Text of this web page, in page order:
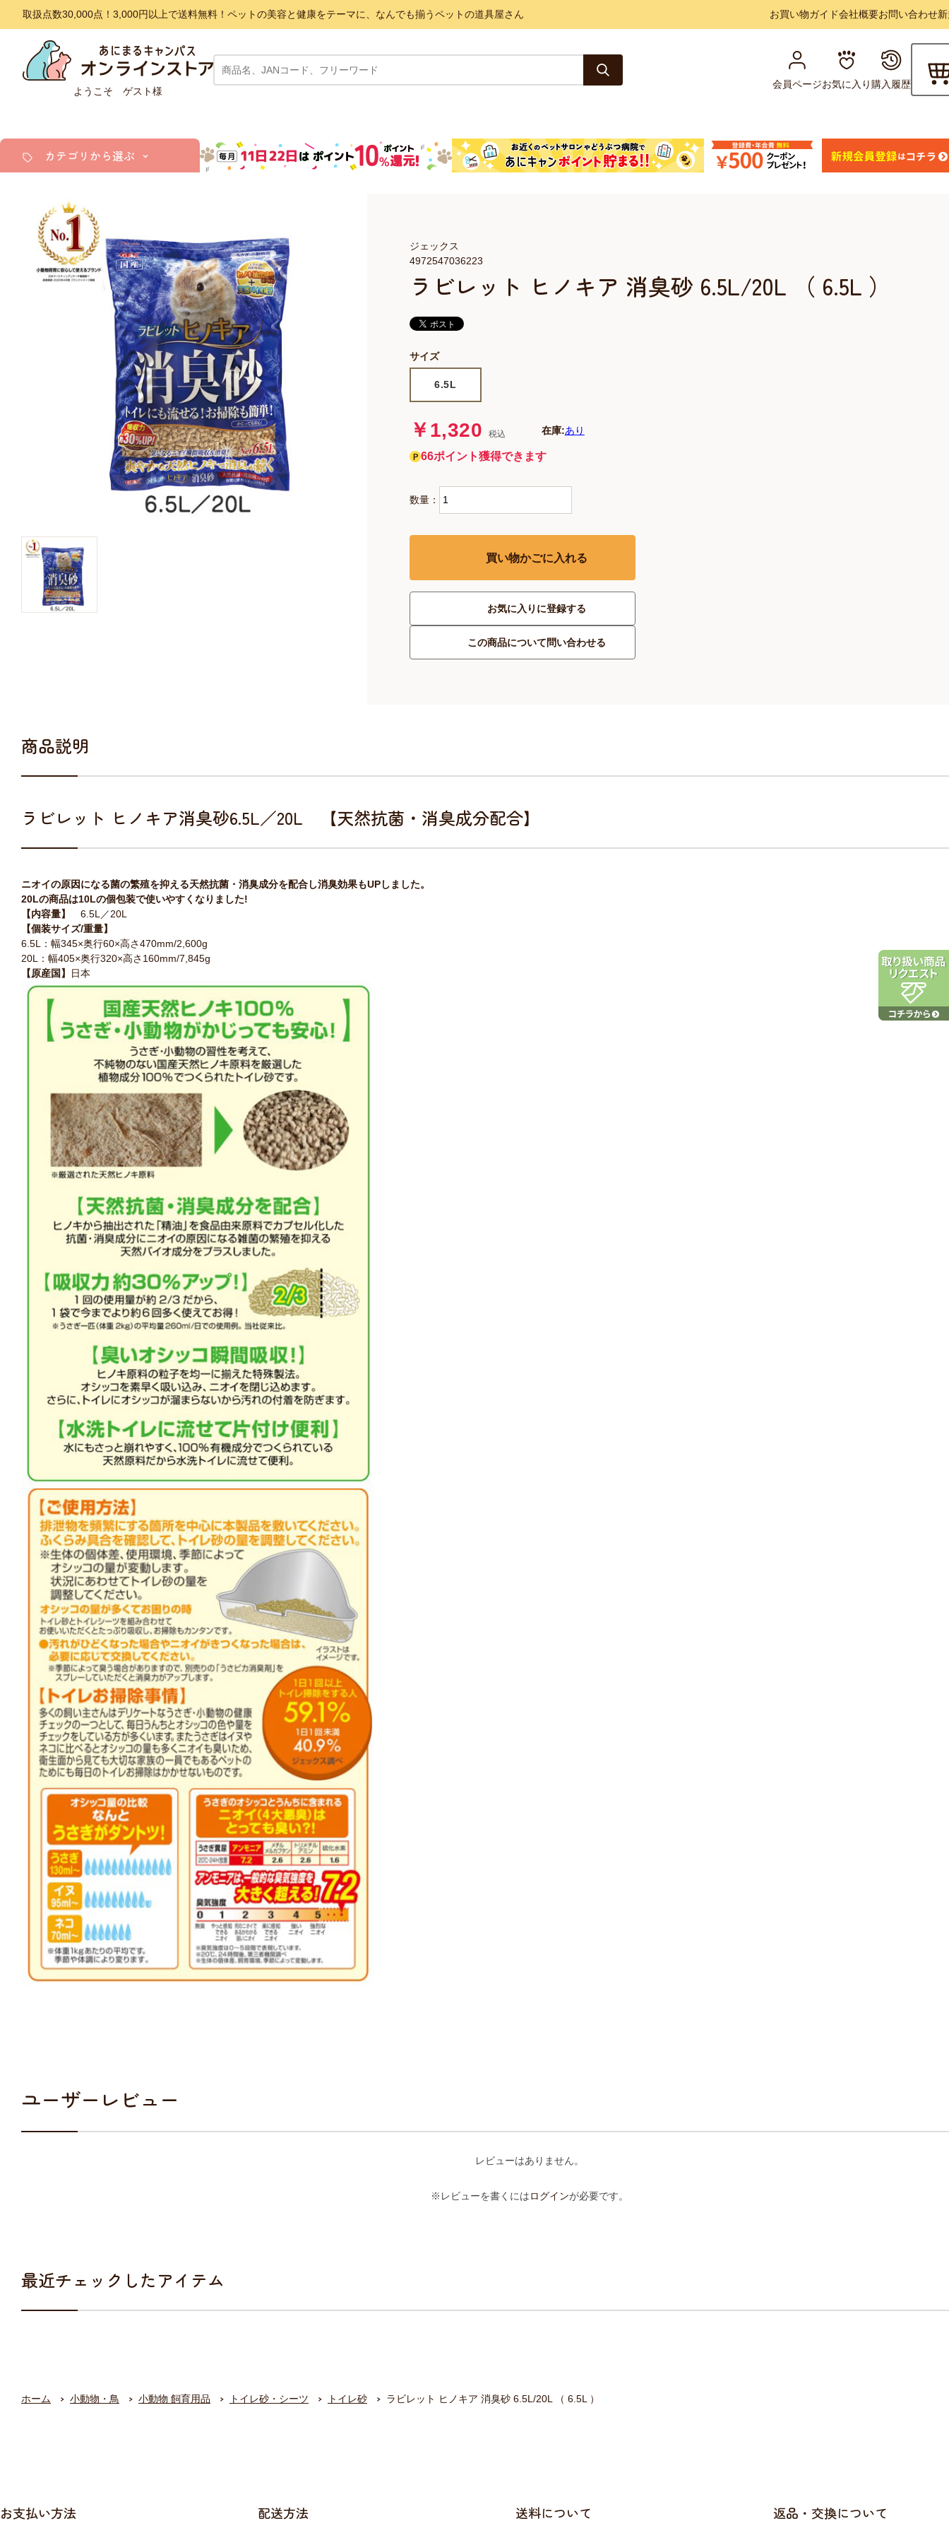
取扱点数30,000点！3,000円以上で送料無料！ペットの美容と健康をテーマに、なんでも揃うペットの道具屋さん お買い物ガイド会社概要お問い合わせ
ようこそ ゲスト様
会員ページお気に入り購入履歴
カテゴリから選ぶ
猫
小動物・鳥
アクア・爬虫類・昆虫
服・おさんぽ用品
日用品（デイリー）
ラビレット ヒノキア 消臭砂 6.5L/20L （ 6.5L ）
4972547036223
ジェックス
サイズ
6.5L
￥1,320 税込 在庫:あり
66ポイント獲得できます
数量：
買い物かごに入れる
お気に入りに登録する
この商品について問い合わせる
商品説明
ラビレット ヒノキア消臭砂6.5L／20L 【天然抗菌・消臭成分配合】
ニオイの原因になる菌の繁殖を抑える天然抗菌・消臭成分を配合し消臭効果もUPしました。
20Lの商品は10Lの個包装で使いやすくなりました!
【内容量】
6.5L／20L
【個装サイズ/重量】
6.5L：幅345×奥行60×高さ470mm/2,600g
20L：幅405×奥行320×高さ160mm/7,845g
【原産国】
日本
ユーザーレビュー
レビューはありません。
※レビューを書くにはログインが必要です。
最近チェックしたアイテム
ホーム 小動物・鳥 小動物 飼育用品 トイレ砂・シーツ トイレ砂 ラビレット ヒノキア 消臭砂 6.5L/20L （ 6.5L ）
お支払い方法 配送方法 送料について 返品・交換について